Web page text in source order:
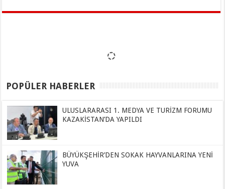
POPÜLER HABERLER
ULUSLARARASI 1. MEDYA VE TURİZM FORUMU
KAZAKİSTAN’DA YAPILDI
BÜYÜKŞEHİR’DEN SOKAK HAYVANLARINA YENİ
YUVA